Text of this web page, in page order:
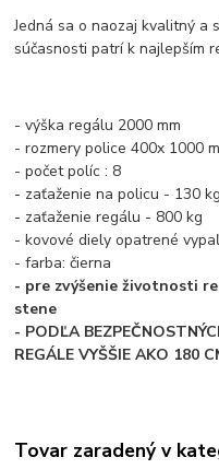
Jedná sa o naozaj kvalitný a
súčasnosti patrí k najlepším
- výška regálu 2000 mm
- rozmery police 400x 1000
- počet políc : 8
- zaťaženie na policu - 130 kg
- zaťaženie regálu - 800 kg
- kovové diely opatrené
- farba: čierna
- pre zvýšenie životnosti
stene
- PODĽA
REGÁLE VYŠŠIE AKO 180
Tovar zaradený v